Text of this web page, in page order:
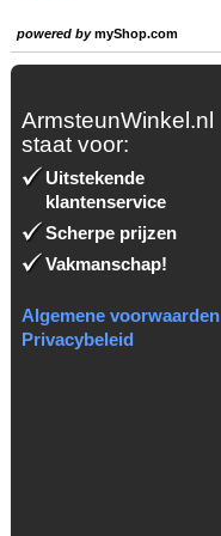
powered bymyShop.com
ArmsteunWinkel.nl
staat voor:
Uitstekende
klantenservice
Scherpe prijzen
Vakmanschap!
Algemene voorwaarden
Privacybeleid